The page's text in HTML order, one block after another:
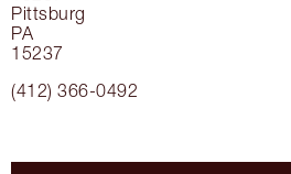
Pittsburg
PA
15237
(412) 366-0492